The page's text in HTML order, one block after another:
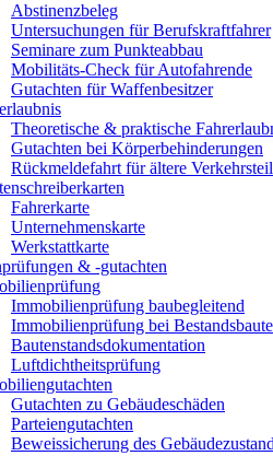
Abstinenzbeleg
Untersuchungen für Berufskraftfahrer
Seminare zum Punkteabbau
Mobilitäts-Check für Autofahrende
Gutachten für Waffenbesitzer
Theoretische & praktische
Gutachten bei Körperbehinderungen
Rückmeldefahrt für ältere
Fahrerkarte
Unternehmenskarte
Werkstattkarte
& -gutachten
Immobilienprüfung baubegleitend
Immobilienprüfung bei
Bautenstandsdokumentation
Luftdichtheitsprüfung
Gutachten zu Gebäudeschäden
Parteiengutachten
Beweissicherung des